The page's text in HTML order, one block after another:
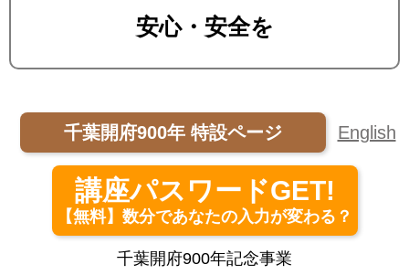
安心・安全を
千葉開府900年 特設ページ English
講座パスワードGET!
【無料】数分であなたの入力が変わる？
千葉開府900年記念事業